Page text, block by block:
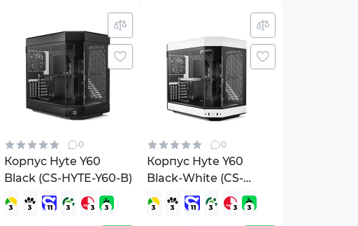
0
Корпус Hyte Y60
Black (CS-HYTE-Y60-B)
0
Корпус Hyte Y60
Black-White (CS-
HYTE-Y60-BW)